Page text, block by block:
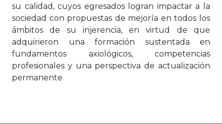
su calidad, cuyos egresados logran impactar a la
sociedad con propuestas de mejoría en todos los
ámbitos de su injerencia, en virtud de que
adquirieron una formación sustentada en
fundamentos axiológicos, competencias
profesionales y una perspectiva de actualización
permanente